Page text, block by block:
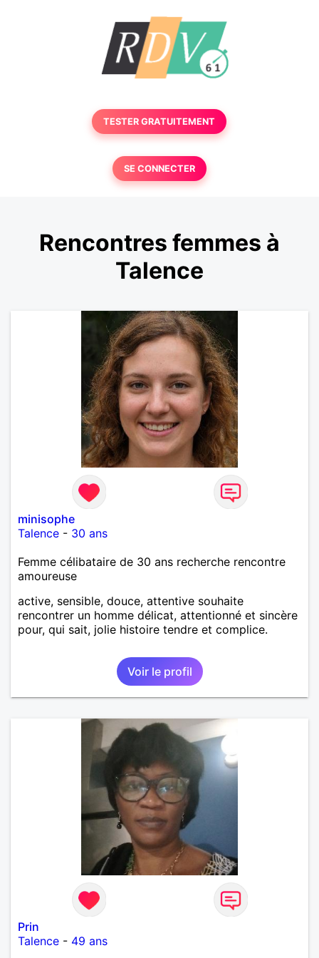
TESTER GRATUITEMENT
SE CONNECTER
Rencontres femmes à
Talence
minisophe
Talence - 30 ans
Femme célibataire de 30 ans recherche rencontre
amoureuse
active, sensible, douce, attentive souhaite
rencontrer un homme délicat, attentionné et sincère
pour, qui sait, jolie histoire tendre et complice.
Voir le profil
Prin
Talence - 49 ans